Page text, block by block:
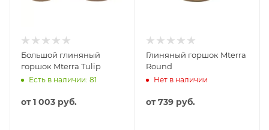
Большой глиняный
горшок Mterra Tulip
Есть в наличии: 81
от1 003 руб.
Глиняный горшок Mterra
Round
Нет в наличии
от739 руб.